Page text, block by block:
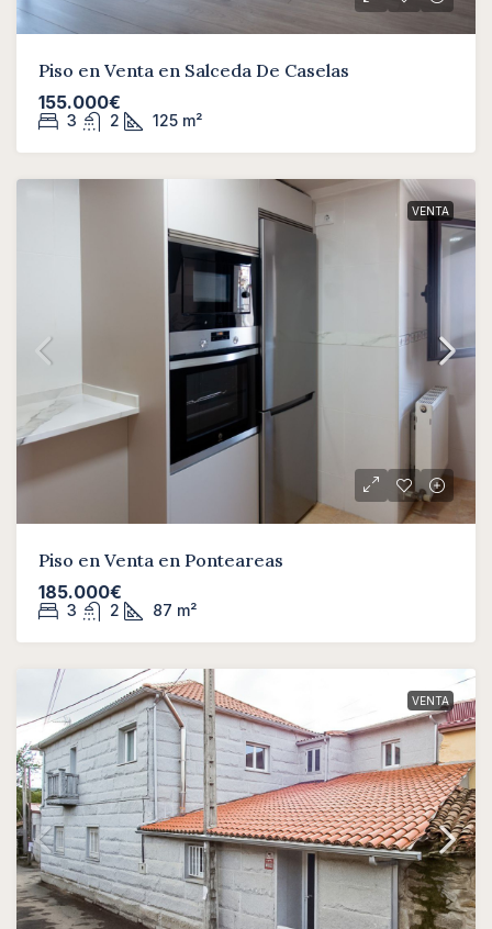
Piso en Venta en Salceda De Caselas
155.000€
3 2 125 m²
VENTA
Piso en Venta en Ponteareas
185.000€
3 2 87 m²
VENTA